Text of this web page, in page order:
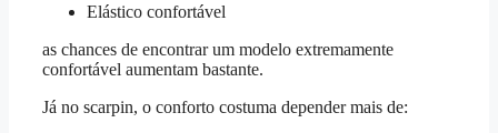
Elástico confortável
as chances de encontrar um modelo extremamente
confortável aumentam bastante.
Já no scarpin, o conforto costuma depender mais de: